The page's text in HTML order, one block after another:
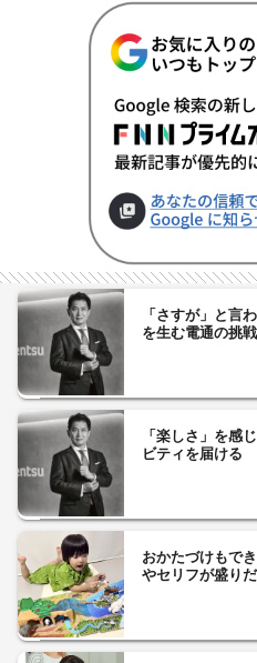
「さすが」と言
を生む電通の挑戦
「楽しさ」を感
ビティを届ける
おかたづけもで
やセリフが盛り